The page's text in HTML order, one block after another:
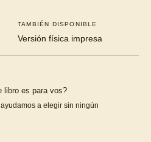
TAMBIÉN DISPONIBLE
Versión física impresa
libro es para vos?
a elegir sin ningún